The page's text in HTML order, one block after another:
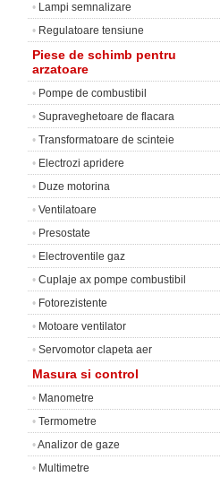
• Lampi semnalizare
• Regulatoare tensiune
Piese de schimb pentru
arzatoare
• Pompe de combustibil
• Supraveghetoare de flacara
• Transformatoare de scinteie
• Electrozi apridere
• Duze motorina
• Ventilatoare
• Presostate
• Electroventile gaz
• Cuplaje ax pompe combustibil
• Fotorezistente
• Motoare ventilator
• Servomotor clapeta aer
Masura si control
• Manometre
• Termometre
•Analizor de gaze
• Multimetre